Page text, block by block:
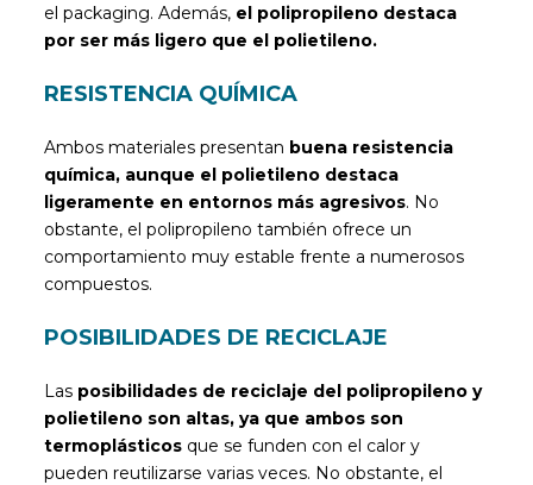
el packaging. Además, el polipropileno destaca
por ser más ligero que el polietileno.
RESISTENCIA QUÍMICA
Ambos materiales presentan buena resistencia
química, aunque el polietileno destaca
ligeramente en entornos más agresivos. No
obstante, el polipropileno también ofrece un
comportamiento muy estable frente a numerosos
compuestos.
POSIBILIDADES DE RECICLAJE
Las posibilidades de reciclaje del polipropileno y
polietileno son altas, ya que ambos son
termoplásticos que se funden con el calor y
pueden reutilizarse varias veces. No obstante, el